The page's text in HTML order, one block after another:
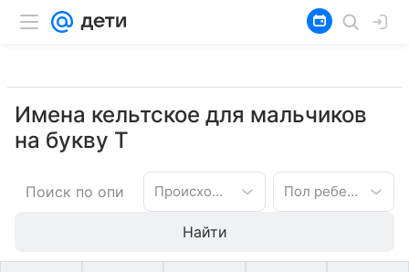
Имена кельтское для мальчиков
на букву Т
Происхождение имени Пол ребенка
Найти